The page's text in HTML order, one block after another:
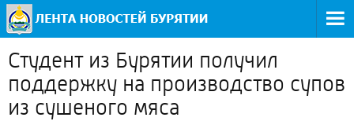
Студент из Бурятии получил
поддержку на производство супов
из сушеного мяса